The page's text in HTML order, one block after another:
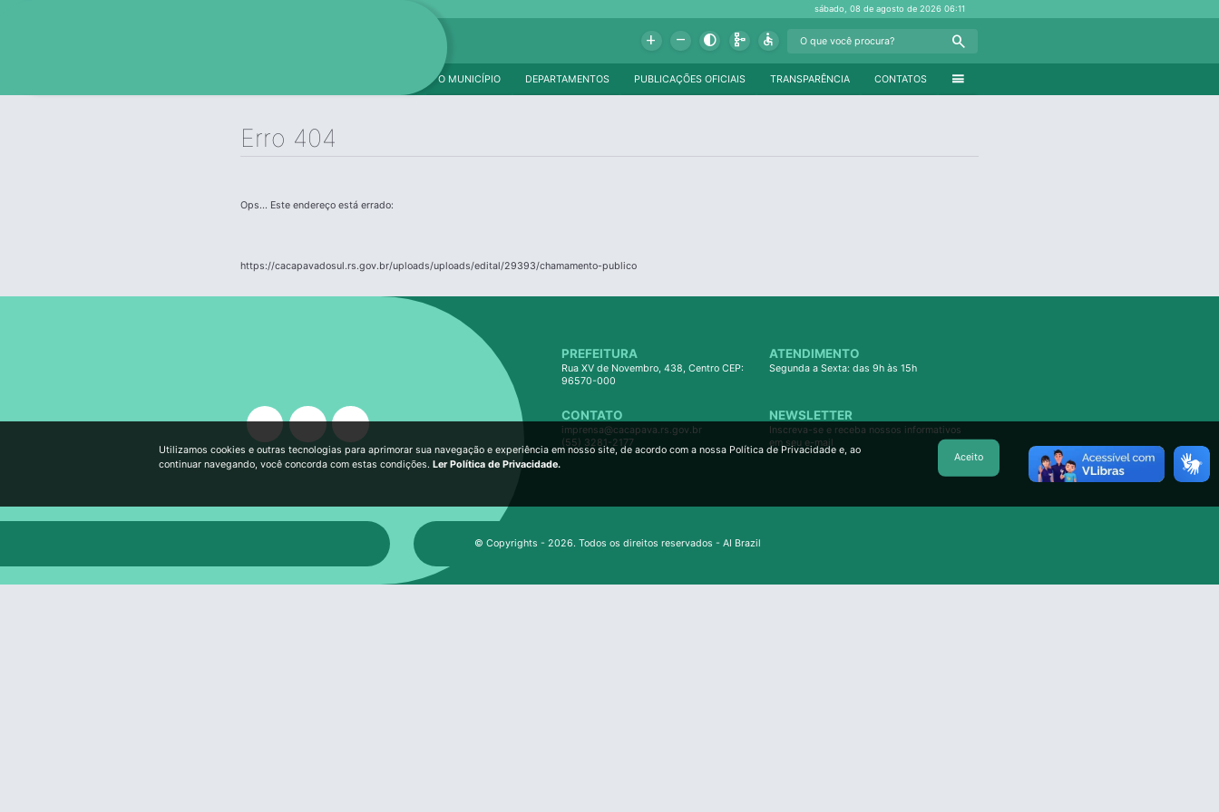
sábado, 08 de agosto de 202606:11
Add Remove Contrast Schema Accessible Search
menu
CONTATOS
TRANSPARÊNCIA
PUBLICAÇÕES OFICIAIS
DEPARTAMENTOS
O MUNICÍPIO
Erro 404
Ops... Este endereço está errado:
https://cacapavadosul.rs.gov.br/uploads/uploads/edital/29393/chamamento-publico
PREFEITURA
Rua XV de Novembro, 438, Centro CEP:
96570-000
ATENDIMENTO
Segunda a Sexta: das 9h às 15h
CONTATO
imprensa@cacapava.rs.gov.br
(55) 3281-2177
NEWSLETTER
Inscreva-se e receba nossos informativos
em seu e-mail
© Copyrights - 2026. Todos os direitos reservados - AI Brazil
Utilizamos cookies e outras tecnologias para aprimorar sua navegação e experiência em nosso site, de acordo com a nossa Política de Privacidade e, ao
continuar navegando, você concorda com estas condições. Ler Política de Privacidade.
Aceito